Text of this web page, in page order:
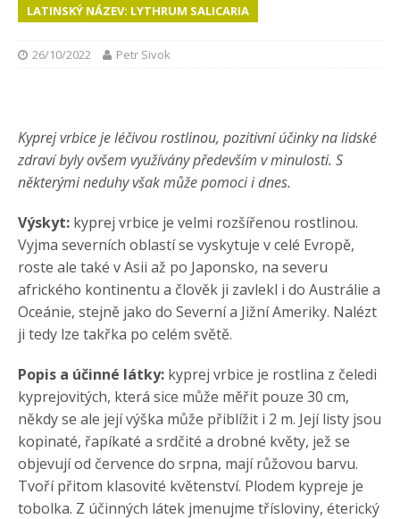
LATINSKÝ NÁZEV: LYTHRUM SALICARIA
26/10/2022 Petr Sivok
Kyprej vrbice je léčivou rostlinou, pozitivní účinky na lidské
zdraví byly ovšem využívány především v minulosti. S
některými neduhy však může pomoci i dnes.
Výskyt: kyprej vrbice je velmi rozšířenou rostlinou.
Vyjma severních oblastí se vyskytuje v celé Evropě,
roste ale také v Asii až po Japonsko, na severu
afrického kontinentu a člověk ji zavlekl i do Austrálie a
Oceánie, stejně jako do Severní a Jižní Ameriky. Nalézt
ji tedy lze takřka po celém světě.
Popis a účinné látky: kyprej vrbice je rostlina z čeledi
kyprejovitých, která sice může měřit pouze 30 cm,
někdy se ale její výška může přiblížit i 2 m. Její listy jsou
kopinaté, řapíkaté a srdčité a drobné květy, jež se
objevují od července do srpna, mají růžovou barvu.
Tvoří přitom klasovité květenství. Plodem kypreje je
tobolka. Z účinných látek jmenujme třísloviny, éterický